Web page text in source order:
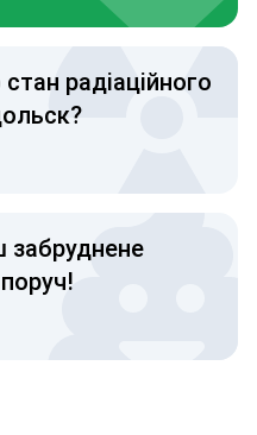
радіаційного
забруднене